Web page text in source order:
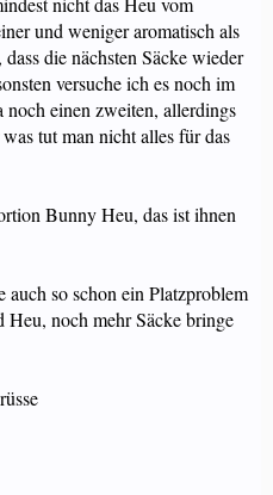
und weniger aromatisch als
die nächsten Säcke wieder
versuche ich es noch im
einen zweiten, allerdings
tut man nicht alles für das
Bunny Heu, das ist ihnen
auch so schon ein Platzproblem
Heu, noch mehr Säcke bringe